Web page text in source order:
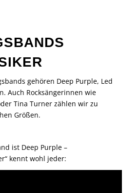
gehören Deep Purple, Led
Auch Rocksängerinnen wie
Tina Turner zählen wir zu
Größen.
ist Deep Purple –
kennt wohl jeder: